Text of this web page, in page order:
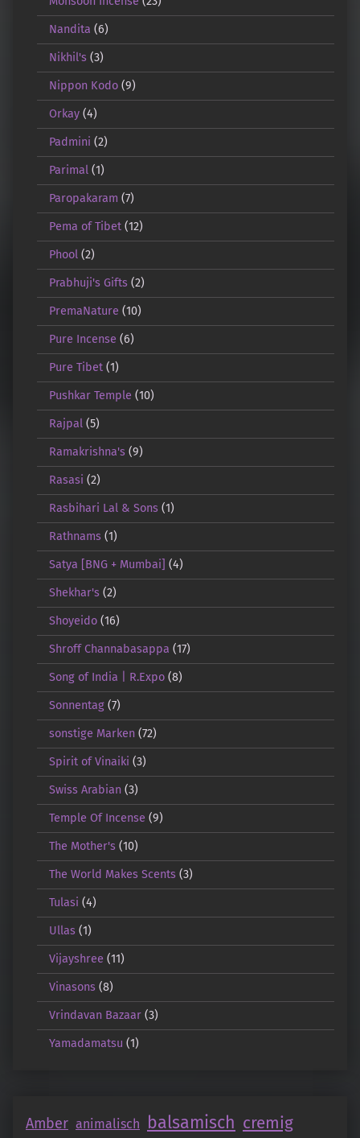
Nandita (6)
Nikhil's(3)
Nippon Kodo(9)
Orkay(4)
Padmini (2)
Parimal(1)
Paropakaram (7)
Pema of Tibet(12)
Phool(2)
Prabhuji's Gifts(2)
PremaNature (10)
Pure Incense (6)
Pure Tibet(1)
Pushkar Temple (10)
Rajpal(5)
Ramakrishna's(9)
Rasasi (2)
Rasbihari Lal & Sons(1)
Rathnams(1)
Satya [BNG + Mumbai] (4)
Shekhar's(2)
Shoyeido(16)
Shroff Channabasappa (17)
Song of India | R.Expo(8)
Sonnentag(7)
sonstige Marken(72)
Spirit of Vinaiki (3)
Swiss Arabian(3)
Temple Of Incense (9)
The Mother's(10)
The World Makes Scents(3)
Tulasi (4)
Ullas(1)
Vijayshree (11)
Vinasons(8)
Vrindavan Bazaar(3)
Yamadamatsu (1)
Amber animalisch balsamisch cremig